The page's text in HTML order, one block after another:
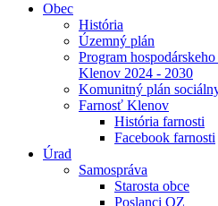
Obec
História
Územný plán
Program
Klenov 2024 - 2030
Komunitný plán
Farnosť Klenov
História farnosti
Facebook farnosti
Úrad
Samospráva
Starosta obce
Poslanci OZ